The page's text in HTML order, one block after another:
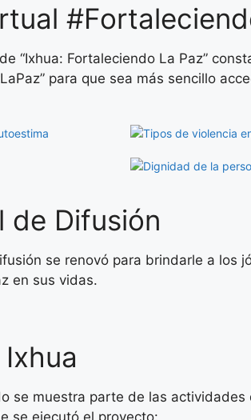
“Ixhua: Fortaleciendo La Paz”
para que sea más sencillo
de Difusión
se renovó para brindarle a los
en sus vidas.
se muestra parte de las
se ejecutó el proyecto: